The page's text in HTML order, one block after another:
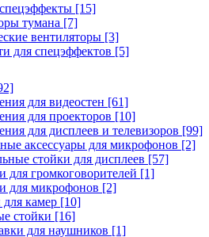
[15]
тумана [7]
вентиляторы [3]
для спецэффектов [5]
для видеостен [61]
для проекторов [10]
для дисплеев и телевизоров [99]
аксессуары для микрофонов [2]
стойки для дисплеев [57]
для громкоговорителей [1]
для микрофонов [2]
камер [10]
стойки [16]
для наушников [1]